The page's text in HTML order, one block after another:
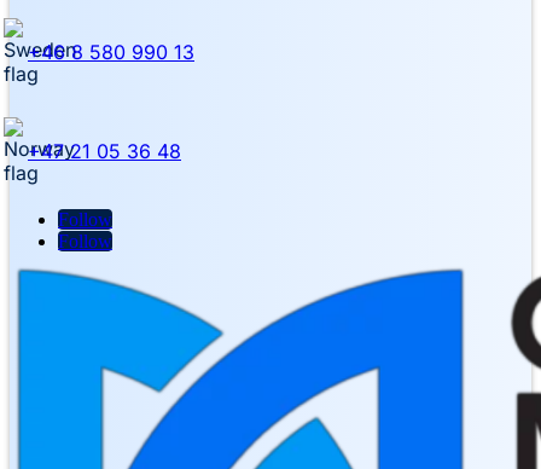
+46 8 580 990 13
+47 21 05 36 48
Follow
Follow